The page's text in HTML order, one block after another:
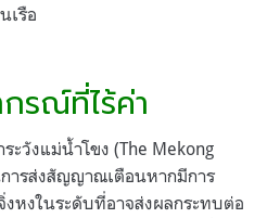
เรือ
รณ์ที่ไร้ค่า
ระวังแม่น้ำโขง (The Mekong
ารส่งสัญญาณเตือนหากมีการ
หงในระดับที่อาจส่งผลกระทบต่อ